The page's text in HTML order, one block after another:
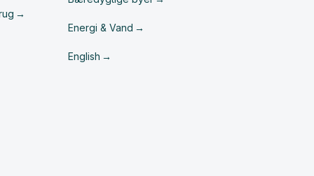
Energi & Vand
English